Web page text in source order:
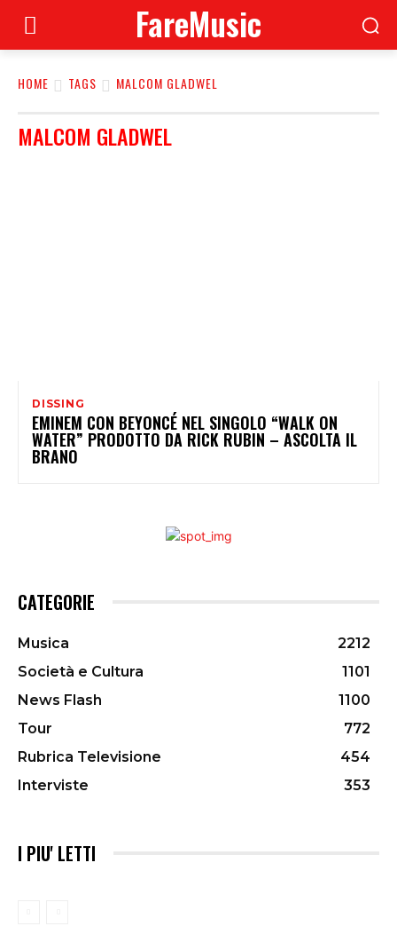
FareMusic
HOME TAGS MALCOM GLADWEL
MALCOM GLADWEL
DISSING
EMINEM CON BEYONCÉ NEL SINGOLO “WALK ON
WATER” PRODOTTO DA RICK RUBIN – ASCOLTA IL
BRANO
CATEGORIE
Musica
2212
Società e Cultura
1101
News Flash
1100
Tour
772
Rubrica Televisione
454
Interviste
353
I PIU' LETTI